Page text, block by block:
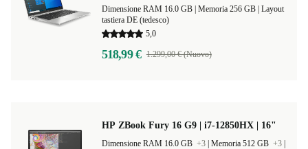
Layout
tastiera DE (tedesco)
5,0
518,99 € 1.299,00 € (Nuovo)
HP ZBook Fury 16 G9 | i7-12850HX | 16"
Dimensione RAM 16.0 GB +3 Memoria 512 GB +3